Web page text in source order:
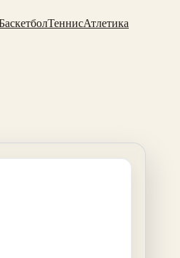
ТеннисАтлетика